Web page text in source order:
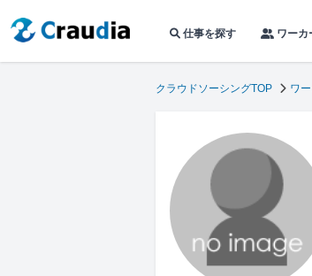
仕事を探す ワーカ
クラウドソーシングTOP ワ